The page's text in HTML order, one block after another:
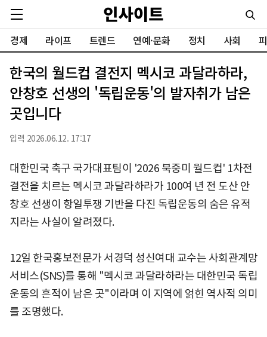
경제 라이프 트렌드 연예·문화 정치 사회
한국의 월드컵 결전지 멕시코 과달라하라,
안창호 선생의 '독립운동'의 발자취가 남은
곳입니다
입력 2026.06.12. 17:17
대한민국 축구 국가대표팀이 '2026 북중미 월드컵' 1차전
결전을 치르는 멕시코 과달라하라가 100여 년 전 도산 안
창호 선생이 항일투쟁 기반을 다진 독립운동의 숨은 유적
지라는 사실이 알려졌다.
12일 한국홍보전문가 서경덕 성신여대 교수는 사회관계망
서비스(SNS)를 통해 "멕시코 과달라하라는 대한민국 독립
운동의 흔적이 남은 곳"이라며 이 지역에 얽힌 역사적 의미
를 조명했다.